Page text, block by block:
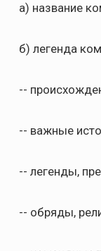
а) название
б) легенда
--
-- важные
-- легенды,
-- обряды,